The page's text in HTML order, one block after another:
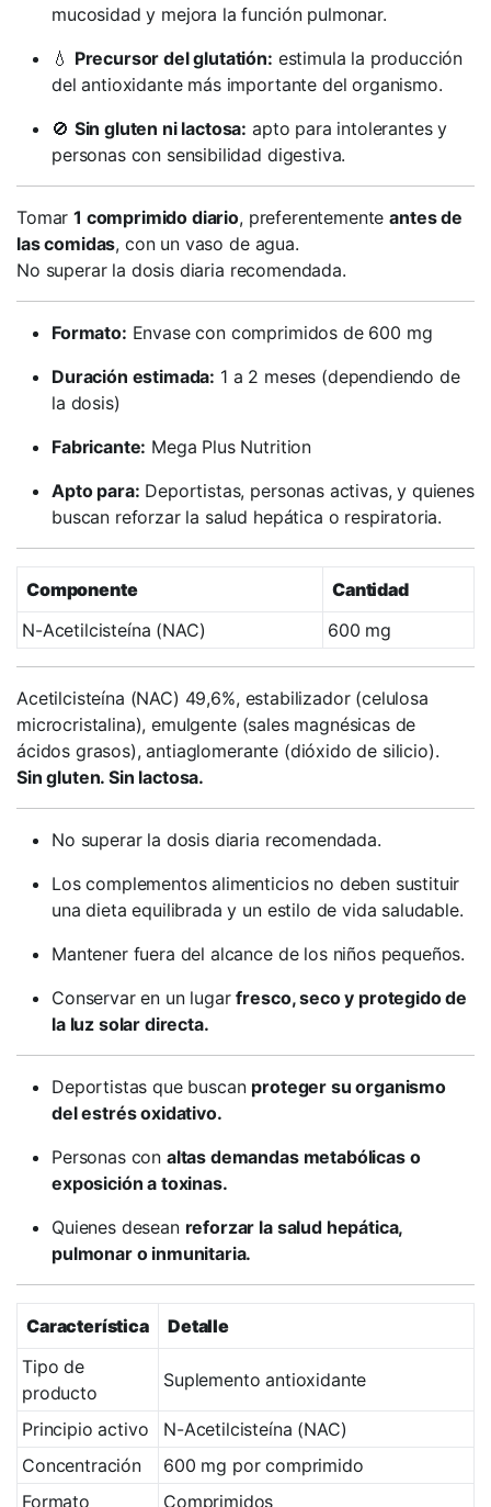
mucosidad y mejora la función pulmonar.
💧 Precursor del glutatión: estimula la producción
del antioxidante más importante del organismo.
🚫 Sin gluten ni lactosa: apto para intolerantes y
personas con sensibilidad digestiva.
Tomar1 comprimido diario, preferentementeantes de
las comidas, con un vaso de agua.
No superar la dosis diaria recomendada.
Formato: Envase con comprimidos de 600 mg
Duración estimada: 1 a 2 meses (dependiendo de
la dosis)
Fabricante: Mega Plus Nutrition
Apto para: Deportistas, personas activas, y quienes
buscan reforzar la salud hepática o respiratoria.
Componente
Cantidad
N-Acetilcisteína (NAC)
600 mg
Acetilcisteína (NAC) 49,6%, estabilizador (celulosa
microcristalina), emulgente (sales magnésicas de
ácidos grasos), antiaglomerante (dióxido de silicio).
Sin gluten. Sin lactosa.
No superar la dosis diaria recomendada.
Los complementos alimenticios no deben sustituir
una dieta equilibrada y un estilo de vida saludable.
Mantener fuera del alcance de los niños pequeños.
Conservar en un lugarfresco, seco y protegido de
la luz solar directa.
Deportistas que buscan proteger su organismo
del estrés oxidativo.
Personas con altas demandas metabólicas o
exposición a toxinas.
Quienes desean reforzar la salud hepática,
pulmonar o inmunitaria.
Característica
Detalle
Tipo de
producto
Suplemento antioxidante
Principio activo
N-Acetilcisteína (NAC)
Concentración
600 mg por comprimido
Formato
Comprimidos